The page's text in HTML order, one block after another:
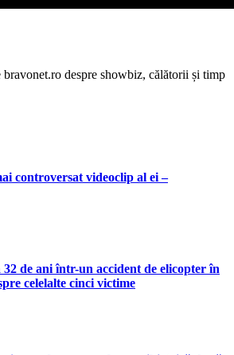
bravonet.ro despre showbiz, călătorii și timp
controversat videoclip al ei –
de ani într-un accident de elicopter în
celelalte cinci victime